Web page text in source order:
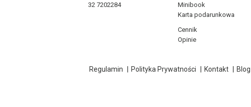
32 7202284
Minibook
Karta podarunkowa
Cennik
Opinie
Regulamin Polityka Prywatności Kontakt Blog